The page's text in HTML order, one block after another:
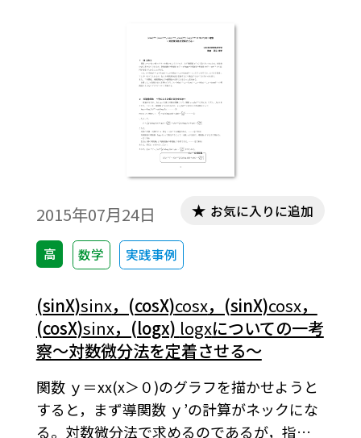
「Tosho数式エディタ」が導入されているこ
とが必要です。無償ダウンロードはこちら→
無償ダウンロードのご案内
2015年07月24日
高 数学 実践事例
お気に入りに追加
(sinX)sinx，(cosX)cosx，(sinX)cosx，
(cosX)sinx，(logx) logxについての一考
察～対数微分法を定着させる～
関数 ｙ＝xx(x＞０)のグラフを描かせようと
すると，まず導関数 ｙ’の計算がネックにな
る。対数微分法で求めるのであるが，指数